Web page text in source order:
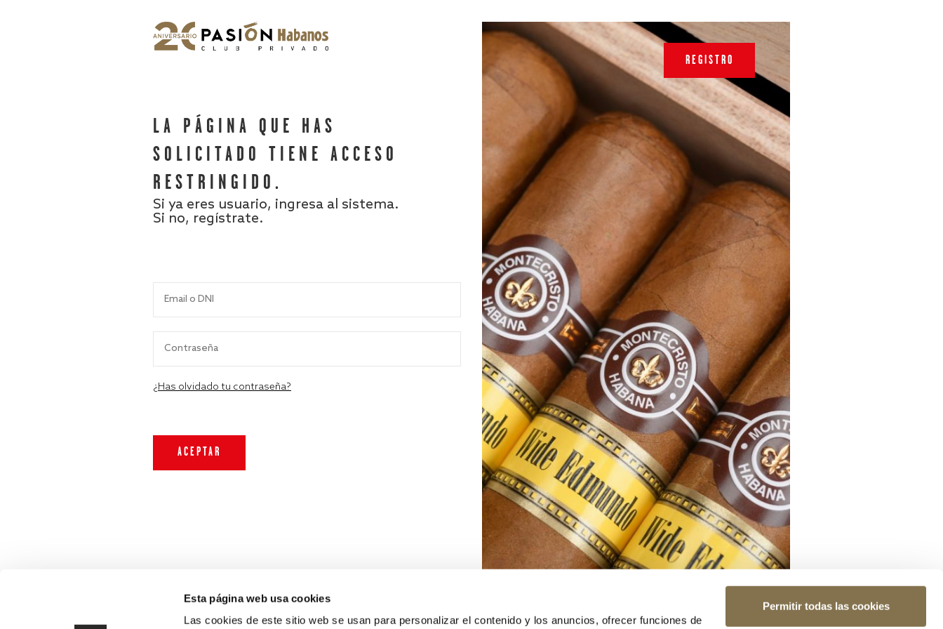
Esta página web usa cookies
Las cookies de este sitio web se usan para personalizar el contenido y los anuncios, ofrecer funciones de
Permitir todas las cookies
LA PÁGINA QUE HAS
SOLICITADO TIENE ACCESO
RESTRINGIDO.
Si ya eres usuario, ingresa al sistema.
Si no, regístrate.
¿Has olvidado tu contraseña?
REGISTRO